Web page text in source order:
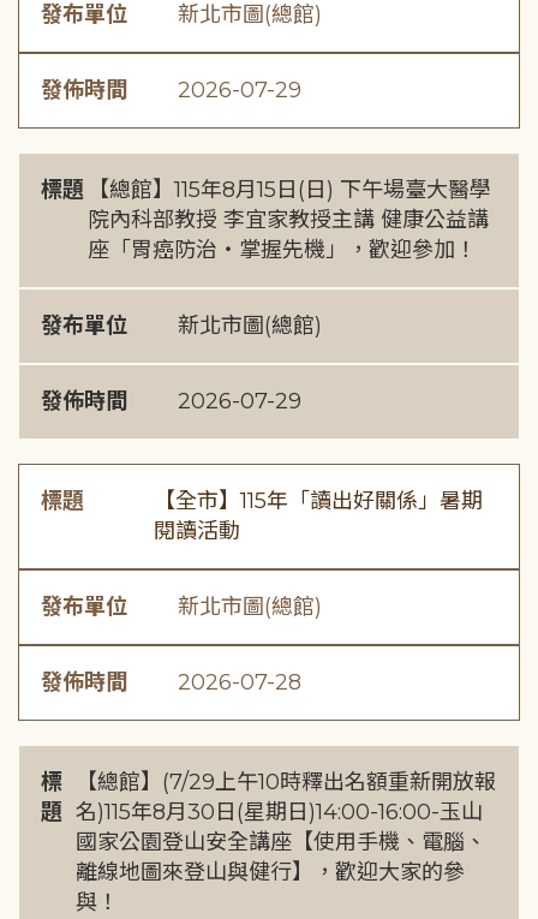
發布單位 新北市圖(總館)
發佈時間 2026-07-29
標題
【總館】115年8月15日(日) 下午場臺大醫學
院內科部教授 李宜家教授主講 健康公益講
座「胃癌防治・掌握先機」，歡迎參加！
發布單位 新北市圖(總館)
發佈時間 2026-07-29
標題
【全市】115年「讀出好關係」暑期
閱讀活動
發布單位 新北市圖(總館)
發佈時間 2026-07-28
標
題
【總館】(7/29上午10時釋出名額重新開放報
名)115年8月30日(星期日)14:00-16:00-玉山
國家公園登山安全講座【使用手機、電腦、
離線地圖來登山與健行】，歡迎大家的參
與！